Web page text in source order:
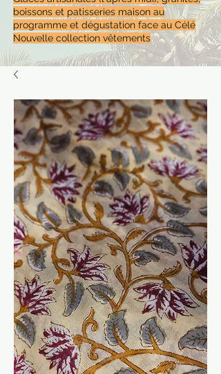
boissons et patisseries maison au
programme et dégustation face au Célé
Nouvelle collection vêtements